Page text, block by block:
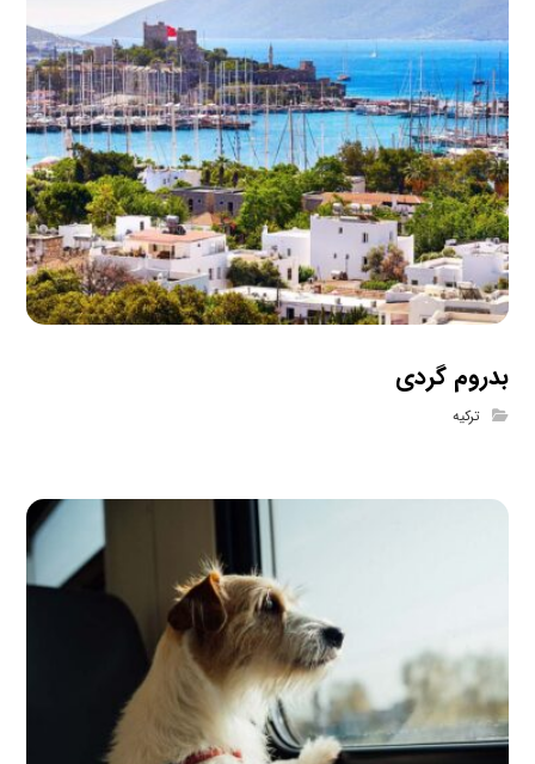
بدروم گردی
ترکیه